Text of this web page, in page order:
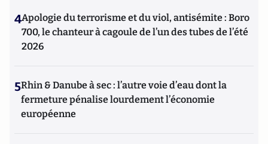
4Apologie du terrorisme et du viol, antisémite : Boro
700, le chanteur à cagoule de l’un des tubes de l’été
2026
5Rhin & Danube à sec : l’autre voie d’eau dont la
fermeture pénalise lourdement l’économie
européenne